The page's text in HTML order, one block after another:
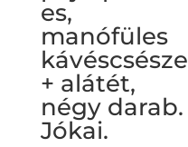
es,
manófüles
kávéscsésze
+ alátét,
négy darab.
Jókai.